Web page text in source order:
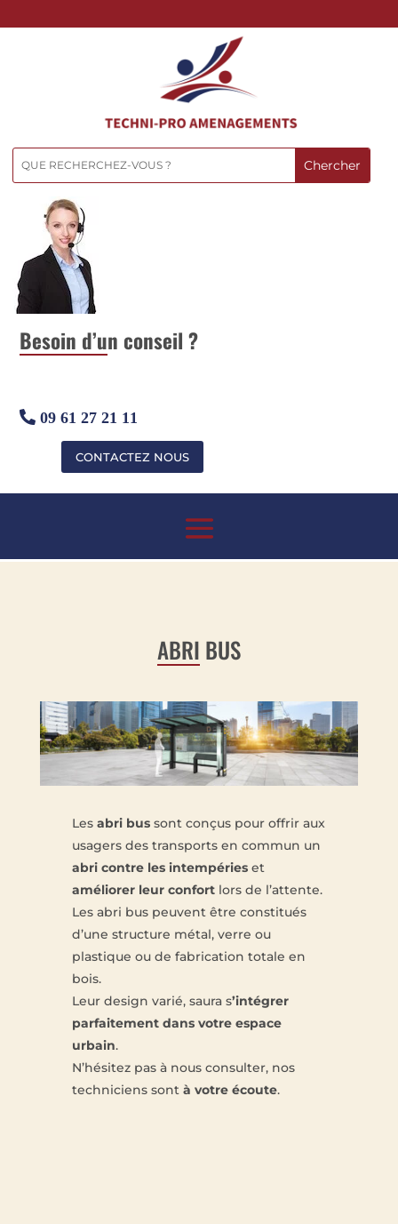
Besoin d’un conseil ?
09 61 27 21 11
CONTACTEZ NOUS
ABRI BUS
Les abri bussont conçus pour offrir aux
usagers des transports en commun un
abri contre les intempérieset
améliorer leur confortlors de l’attente.
Les abri bus peuvent être constitués
d’une structure métal, verre ou
plastique ou de fabrication totale en
bois.
Leur design varié, saura s’intégrer
parfaitement dans votre espace
urbain.
N’hésitez pas à nous consulter, nos
techniciens sont à votre écoute.